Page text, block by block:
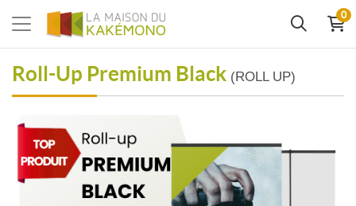
0
Roll-Up Premium Black (ROLL UP)